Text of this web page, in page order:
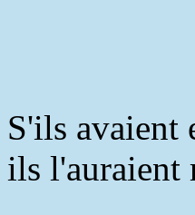
S'ils avaient
ils l'auraient